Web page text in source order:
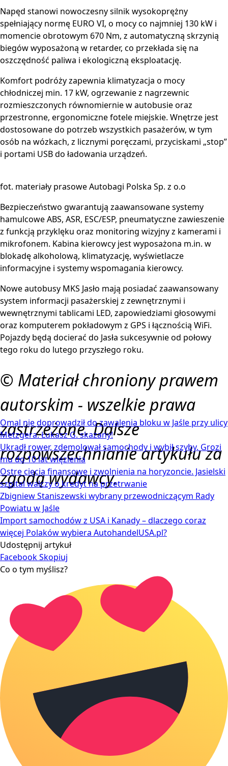
Napęd stanowi nowoczesny silnik wysokoprężny
spełniający normę EURO VI, o mocy co najmniej 130 kW i
momencie obrotowym 670 Nm, z automatyczną skrzynią
biegów wyposażoną w retarder, co przekłada się na
oszczędność paliwa i ekologiczną eksploatację.
Komfort podróży zapewnia klimatyzacja o mocy
chłodniczej min. 17 kW, ogrzewanie z nagrzewnic
rozmieszczonych równomiernie w autobusie oraz
przestronne, ergonomiczne fotele miejskie. Wnętrze jest
dostosowane do potrzeb wszystkich pasażerów, w tym
osób na wózkach, z licznymi poręczami, przyciskami „stop”
i portami USB do ładowania urządzeń.
fot. materiały prasowe Autobagi Polska Sp. z o.o
Bezpieczeństwo gwarantują zaawansowane systemy
hamulcowe ABS, ASR, ESC/ESP, pneumatyczne zawieszenie
z funkcją przyklęku oraz monitoring wizyjny z kamerami i
mikrofonem. Kabina kierowcy jest wyposażona m.in. w
blokadę alkoholową, klimatyzację, wyświetlacze
informacyjne i systemy wspomagania kierowcy.
Nowe autobusy MKS Jasło mają posiadać zaawansowany
system informacji pasażerskiej z zewnętrznymi i
wewnętrznymi tablicami LED, zapowiedziami głosowymi
oraz komputerem pokładowym z GPS i łącznością WiFi.
Pojazdy będą docierać do Jasła sukcesywnie od połowy
tego roku do lutego przyszłego roku.
© Materiał chroniony prawem
autorskim - wszelkie prawa
zastrzeżone. Dalsze
rozpowszechnianie artykułu za
zgodą wydawcy.
Omal nie doprowadził do zawalenia bloku w Jaśle przy ulicy
Metzgera. Łukasz G. skazany!
Ukradł rower, zdemolował samochody i wybił szyby. Grozi
mu do 10 lat więzienia
Ostre cięcia finansowe i zwolnienia na horyzoncie. Jasielski
szpital walczy o kredyt na przetrwanie
Zbigniew Staniszewski wybrany przewodniczącym Rady
Powiatu w Jaśle
Import samochodów z USA i Kanady – dlaczego coraz
więcej Polaków wybiera AutohandelUSA.pl?
Udostępnij artykuł
FacebookSkopiuj
Co o tym myślisz?